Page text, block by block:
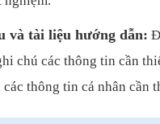
và tài liệu hướng dẫn:
chú các thông tin cần
thông tin cá nhân cần